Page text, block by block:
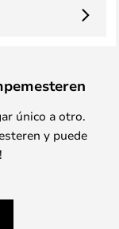
único a otro.
y puede